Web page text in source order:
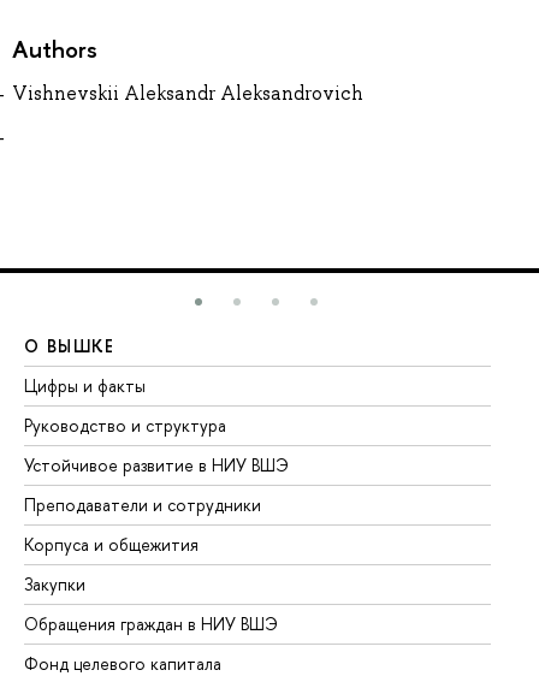
Authors
Vishnevskii Aleksandr Aleksandrovich
О ВЫШКЕ
Цифры и факты
Руководство и структура
Устойчивое развитие в НИУ ВШЭ
Преподаватели и сотрудники
Корпуса и общежития
Закупки
Обращения граждан в НИУ ВШЭ
Фонд целевого капитала